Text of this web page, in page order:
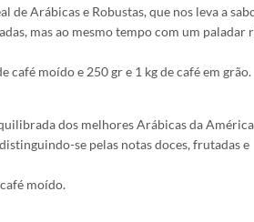
de Arábicas e Robustas, que nos leva a
mas ao mesmo tempo com um paladar
café moído e 250 gr e 1 kg de café em grão.
dos melhores Arábicas da América
se pelas notas doces, frutadas e
moído.